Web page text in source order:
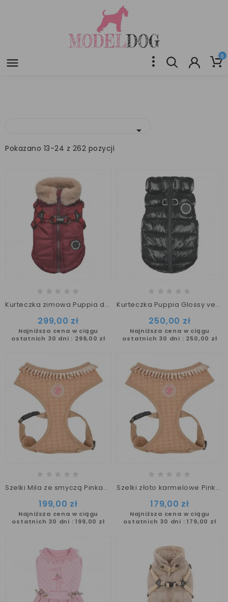
 0

Pokazano 13-24 z 262 pozycji
Kurteczka zimowa Puppia donavan wine
299,00 zł
Najniższa cena w ciągu
ostatnich 30 dni : 299,00 zł
Kurteczka Puppia Glossy vest jumper
250,00 zł
Najniższa cena w ciągu
ostatnich 30 dni : 250,00 zł
Szelki Mila ze smyczą Pinkaholic
199,00 zł
Najniższa cena w ciągu
ostatnich 30 dni : 199,00 zł
Szelki złoto karmelowe Pinkaholic Mila
179,00 zł
Najniższa cena w ciągu
ostatnich 30 dni : 179,00 zł